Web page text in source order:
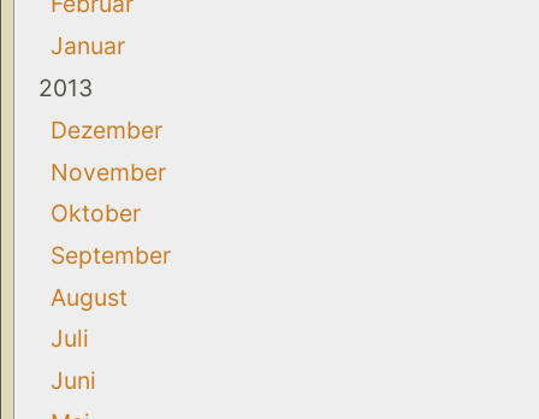
Januar
2013
Dezember
November
Oktober
September
August
Juli
Juni